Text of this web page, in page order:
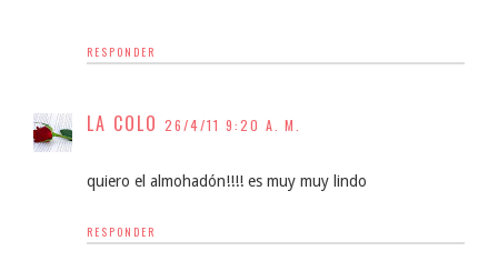
RESPONDER
LA COLO 26/4/11 9:20 A. M.
quiero el almohadón!!!! es muy muy lindo
RESPONDER